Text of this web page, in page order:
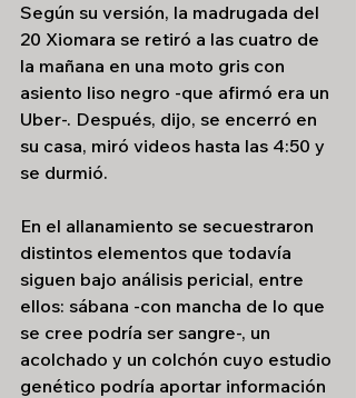
Según su versión, la madrugada del
20 Xiomara se retiró a las cuatro de
la mañana en una moto gris con
asiento liso negro -que afirmó era un
Uber-. Después, dijo, se encerró en
su casa, miró videos hasta las 4:50 y
se durmió.
En el allanamiento se secuestraron
distintos elementos que todavía
siguen bajo análisis pericial, entre
ellos: sábana -con mancha de lo que
se cree podría ser sangre-, un
acolchado y un colchón cuyo estudio
genético podría aportar información